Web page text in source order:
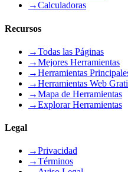
→Calculadoras
Recursos
→Todas las Páginas
→Mejores Herramientas
→Herramientas
→Herramientas Web
→Mapa de Herramientas
→Explorar Herramientas
Legal
→Privacidad
→Términos